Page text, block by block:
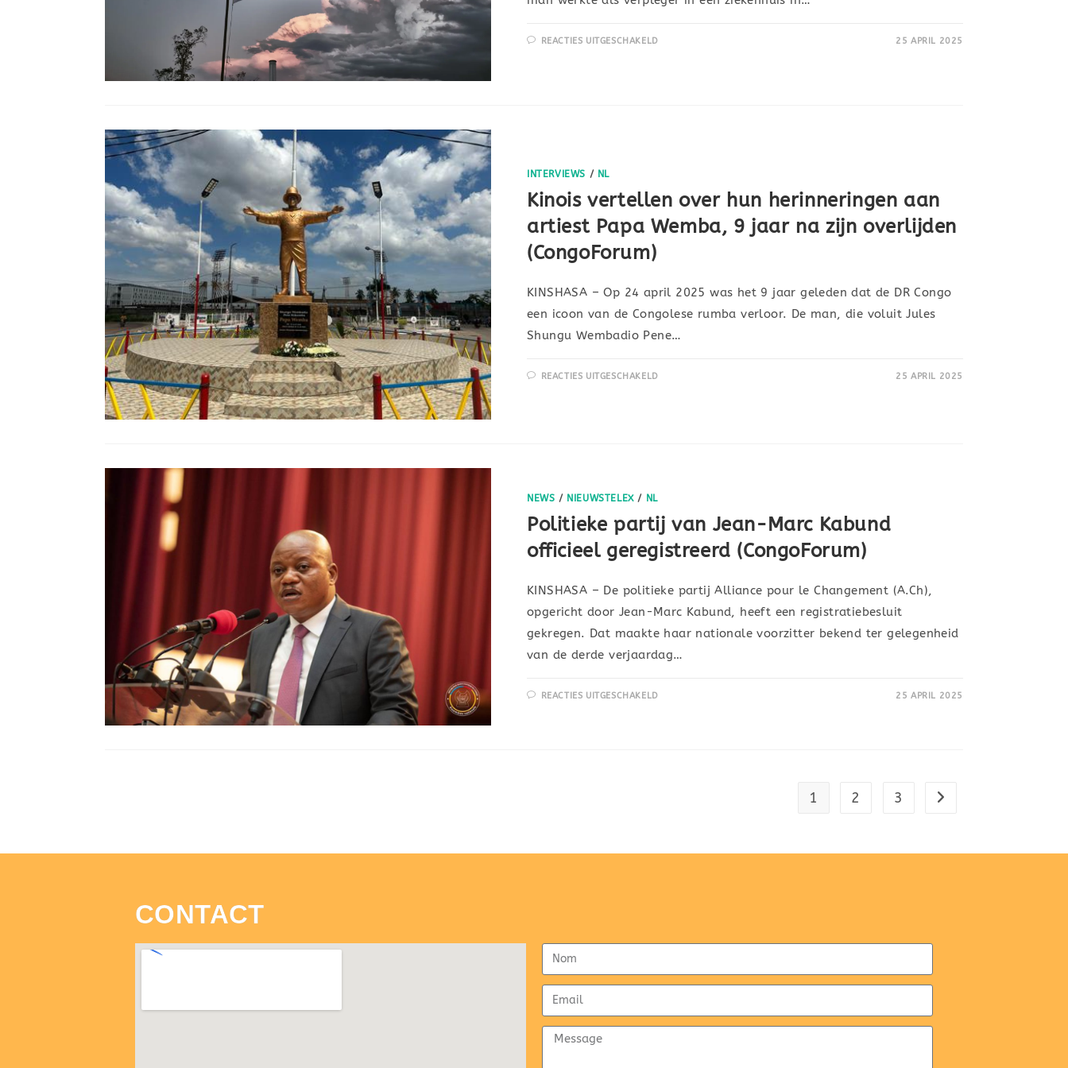
REACTIES UITGESCHAKELD 25 APRIL 2025
INTERVIEWS / NL
Kinois vertellen over hun herinneringen aan
artiest Papa Wemba, 9 jaar na zijn overlijden
(CongoForum)
KINSHASA – Op 24 april 2025 was het 9 jaar geleden dat de DR Congo
een icoon van de Congolese rumba verloor. De man, die voluit Jules
Shungu Wembadio Pene…
REACTIES UITGESCHAKELD 25 APRIL 2025
NEWS / NIEUWSTELEX/ NL
Politieke partij van Jean-Marc Kabund
officieel geregistreerd (CongoForum)
KINSHASA – De politieke partij Alliance pour le Changement (A.Ch),
opgericht door Jean-Marc Kabund, heeft een registratiebesluit
gekregen. Dat maakte haar nationale voorzitter bekend ter gelegenheid
van de derde verjaardag…
REACTIES UITGESCHAKELD 25 APRIL 2025
1 2 3
CONTACT